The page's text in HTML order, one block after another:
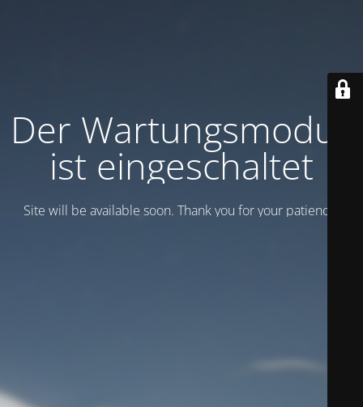
Der Wartungsmodus
ist eingeschaltet
Site will be available soon. Thank you for your patience!